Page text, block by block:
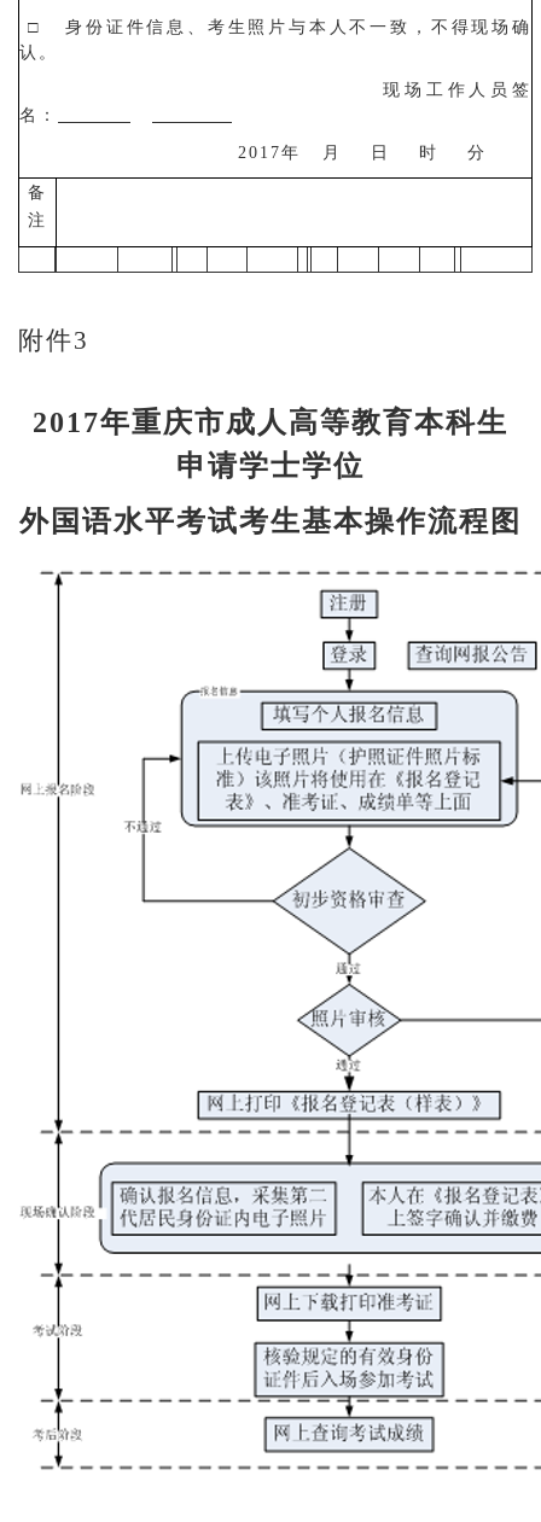
□ 身份证件信息、考生照片与本人不一致，不得现场确
认。
现场工作人员签
名：
2017年 月 日 时 分
备
注
附件3
2017年重庆市成人高等教育本科生
申请学士学位
外国语水平考试考生基本操作流程图